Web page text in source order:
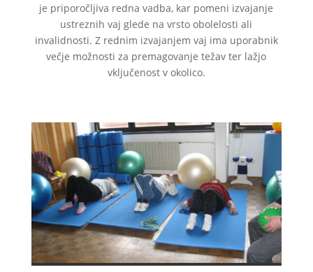
je priporočljiva redna vadba, kar pomeni izvajanje
ustreznih vaj glede na vrsto obolelosti ali
invalidnosti. Z rednim izvajanjem vaj ima uporabnik
večje možnosti za premagovanje težav ter lažjo
vključenost v okolico.